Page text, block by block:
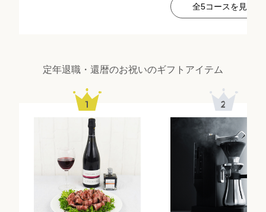
全5コースを見る
定年退職・還暦のお祝いのギフトアイテム